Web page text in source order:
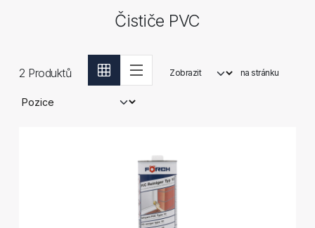
Čističe PVC
2 Produktů Zobrazit na stránku